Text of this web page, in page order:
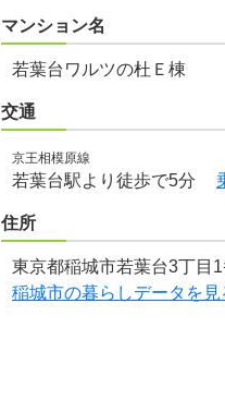
マンション名
若葉台ワルツの杜Ｅ棟
交通
京王相模原線
若葉台駅より徒歩で5分
住所
東京都稲城市若葉台3丁目
稲城市の暮らしデータを見